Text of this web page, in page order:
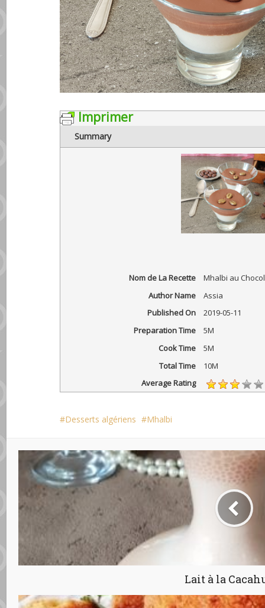
Imprimer
Summary
Nom de La Recette
Mhalbi au
Author Name
Assia
Published On
2019-05-11
Preparation Time
5M
Cook Time
5M
Total Time
10M
Average Rating
Desserts algériens Mhalbi
Lait à la